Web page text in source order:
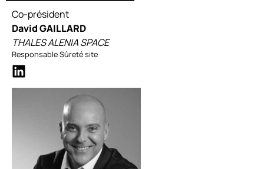
Co-président
David GAILLARD
THALES ALENIA SPACE
Responsable Sûreté site